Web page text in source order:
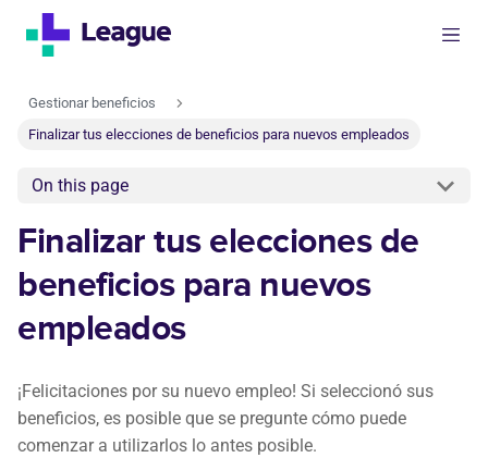
Gestionar beneficios
Finalizar tus elecciones de beneficios para nuevos empleados
On this page
Finalizar tus elecciones de
beneficios para nuevos
empleados
¡Felicitaciones por su nuevo empleo! Si seleccionó sus
beneficios, es posible que se pregunte cómo puede
comenzar a utilizarlos lo antes posible.